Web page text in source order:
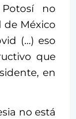
no
de México
(…) eso
que
en
no está